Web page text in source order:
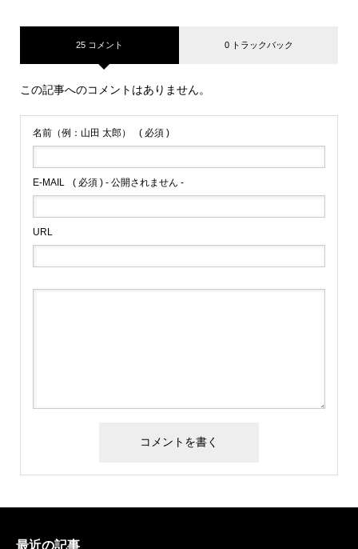
25 コメント 0 トラックバック
この記事へのコメントはありません。
名前（例：山田 太郎） ( 必須 )
E-MAIL ( 必須 ) - 公開されません -
URL
最近の記事